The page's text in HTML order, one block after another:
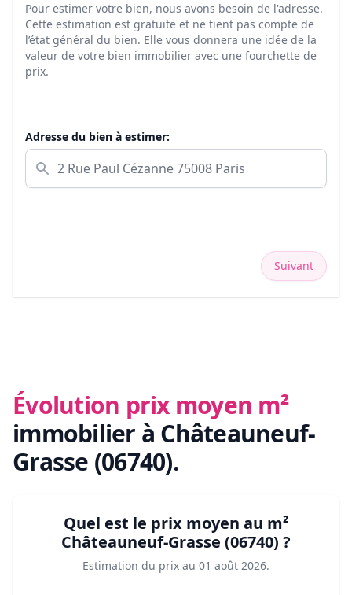
Pour estimer votre bien, nous avons besoin de l'adresse.
Cette estimation est gratuite et ne tient pas compte de
l’état général du bien. Elle vous donnera une idée de la
valeur de votre bien immobilier avec une fourchette de
prix.
Adresse du bien à estimer:
Suivant
Évolution prix moyen m²
immobilier à Châteauneuf-
Grasse (06740).
Quel est le prix moyen au m²
Châteauneuf-Grasse (06740) ?
Estimation du prix au 01 août 2026.